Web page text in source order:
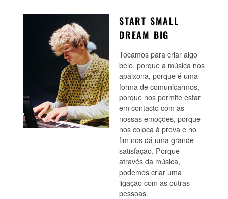
START SMALL
DREAM BIG
Tocamos para criar algo
belo, porque a música nos
apaixona, porque é uma
forma de comunicarmos,
porque nos permite estar
em contacto com as
nossas emoções, porque
nos coloca à prova e no
fim nos dá uma grande
satisfação. Porque
através da música,
podemos criar uma
ligação com as outras
pessoas.